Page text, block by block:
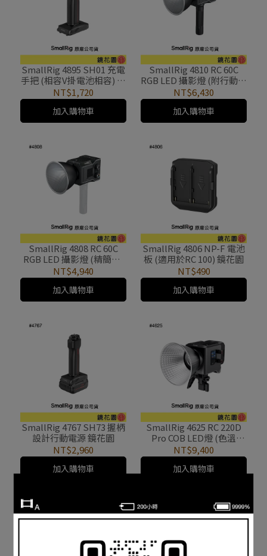
SmallRig 4895 SH01 充電
手把 (相容V掛電池相容) 鏡
花園
NT$1,720
加入購物車
SmallRig 4810 RC 60C
RGB LED 攝影燈 (附行動電
源夾) 鏡花園
NT$6,430
加入購物車
SmallRig 4808 RC 60C
RGB LED 攝影燈 (精簡版)
鏡花園
NT$4,940
加入購物車
SmallRig 4806 NP-F 電池
板 (適用於RC 100) 鏡花園
NT$490
加入購物車
SmallRig 4767 SH73 握柄
設計行動電源 鏡花園
NT$2,960
加入購物車
SmallRig 4625 RC 220D
Pro COB LED燈 (色溫
5600K) 鏡花園
NT$9,400
加入購物車